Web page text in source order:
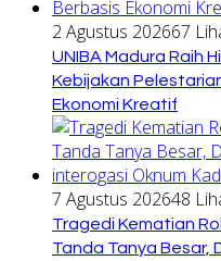
2 Agustus 202667
UNIBA Madura Raih
Kebijakan
Ekonomi Kreatif
7 Agustus 202648
Tragedi Kematian
Tanda Tanya Besar,